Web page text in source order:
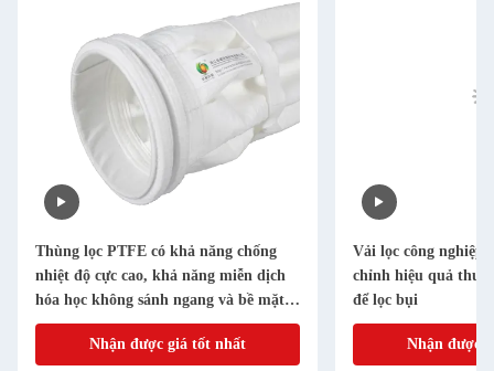
Thùng lọc PTFE có khả năng chống
nhiệt độ cực cao, khả năng miễn dịch
hóa học không sánh ngang và bề mặt
không dính để thu thập bụi công
Nhận được giá tốt nhất
Vải lọc công nghiệp
chỉnh hiệu quả thu
để lọc bụi
Nhận được